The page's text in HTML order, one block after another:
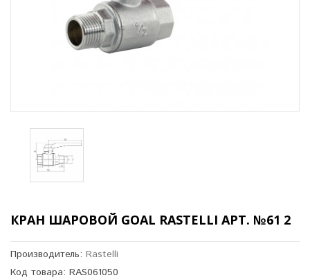
КРАН ШАРОВОЙ GOAL RASTELLI АРТ. №61 2
Производитель: Rastelli
Код товара: RAS061050